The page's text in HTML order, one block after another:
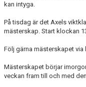
SKÅNESERIEN
kan intyga.
På tisdag är det Axels
mästerskap. Start klockan
Följ gärna mästerskapet via
Mästerskapet börjar
veckan fram till och med